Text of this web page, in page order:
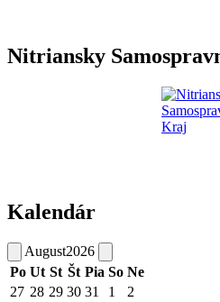
Nitriansky
Kalendár
August2026
Po Ut St Št Pia So Ne
27 28 29 30 31 1
2